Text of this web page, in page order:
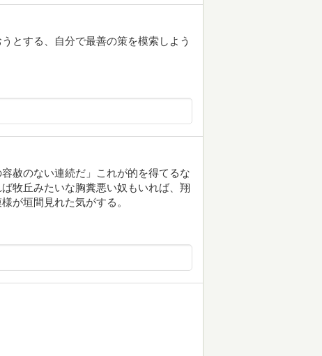
とする、自分で最善の策を模索しよう
赦のない連続だ」これが的を得てるな
牧丘みたいな胸糞悪い奴もいれば、翔
が垣間見れた気がする。